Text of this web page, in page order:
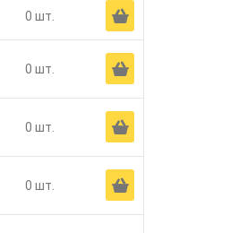
0 шт. Ä
0 шт. Ä
0 шт. Ä
0 шт. Ä